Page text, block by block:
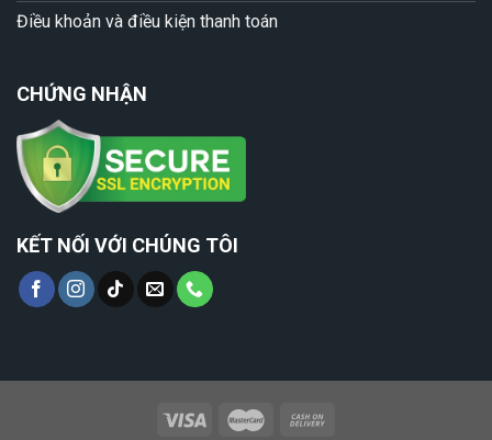
Điều khoản và điều kiện thanh toán
CHỨNG NHẬN
KẾT NỐI VỚI CHÚNG TÔI